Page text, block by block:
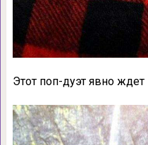
Этот поп-дуэт явно